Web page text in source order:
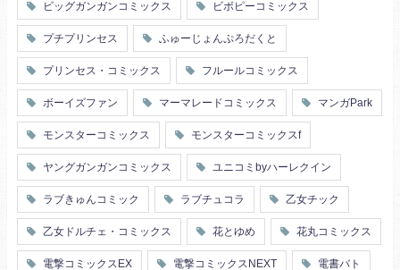
ビッグガンガンコミックス ビボピーコミックス
プチプリンセス ふゅーじょんぷろだくと
プリンセス・コミックス フルールコミックス
ボーイズファン マーマレードコミックス マンガPark
モンスターコミックス モンスターコミックスf
ヤングガンガンコミックス ユニコミbyハーレクイン
ラブきゅんコミック ラブチュコラ 乙女チック
乙女ドルチェ・コミックス 花とゆめ 花丸コミックス
電撃コミックスEX 電撃コミックスNEXT 電書バト